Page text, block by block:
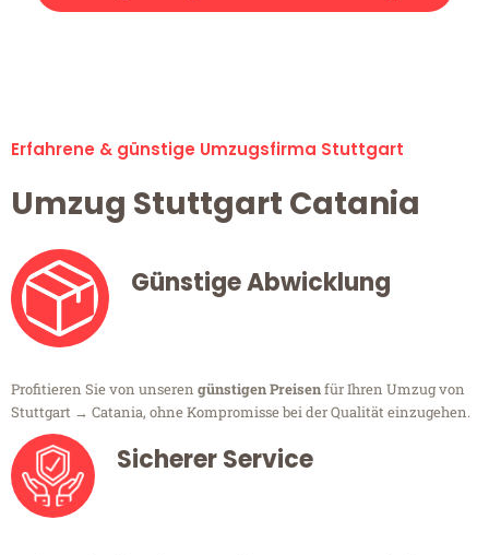
Erfahrene & günstige Umzugsfirma Stuttgart
Umzug Stuttgart Catania
Günstige Abwicklung
Profitieren Sie von unseren günstigen Preisenfür Ihren Umzug von
Stuttgart → Catania, ohne Kompromisse bei der Qualität einzugehen.
Sicherer Service